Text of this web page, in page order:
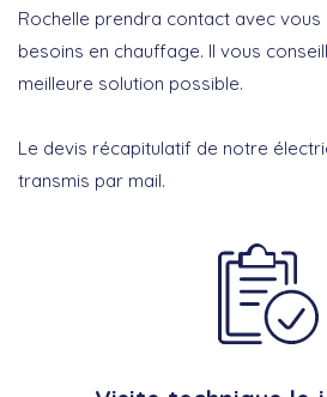
Rochelle prendra contact avec
besoins en chauffage. Il vous
meilleure solution possible.
Le devis récapitulatif de notre
transmis par mail.